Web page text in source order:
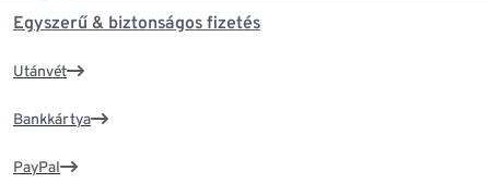
Egyszerű & biztonságos fizetés
Utánvét
Bankkártya
PayPal